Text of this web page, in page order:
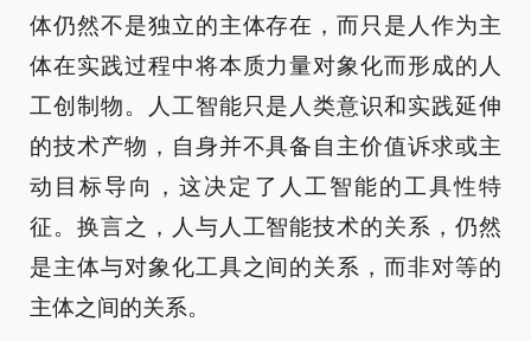
体仍然不是独立的主体存在，而只是人作为主
体在实践过程中将本质力量对象化而形成的人
工创制物。人工智能只是人类意识和实践延伸
的技术产物，自身并不具备自主价值诉求或主
动目标导向，这决定了人工智能的工具性特
征。换言之，人与人工智能技术的关系，仍然
是主体与对象化工具之间的关系，而非对等的
主体之间的关系。